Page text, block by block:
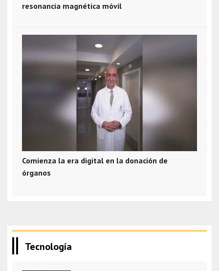
resonancia magnética móvil
Comienza la era digital en la donación de
órganos
Tecnología